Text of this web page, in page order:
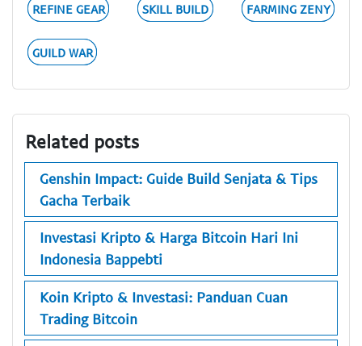
REFINE GEAR SKILL BUILD FARMING ZENY
GUILD WAR
Related posts
Genshin Impact: Guide Build Senjata & Tips
Gacha Terbaik
Investasi Kripto & Harga Bitcoin Hari Ini
Indonesia Bappebti
Koin Kripto & Investasi: Panduan Cuan
Trading Bitcoin